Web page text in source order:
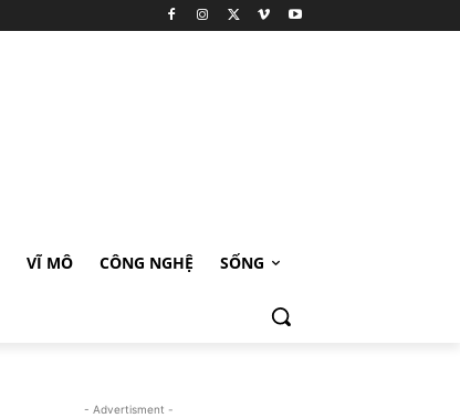
VĨ MÔ CÔNG NGHỆ SỐNG
- Advertisment -